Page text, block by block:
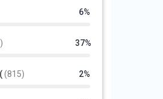
6%
37%
(815) 2%